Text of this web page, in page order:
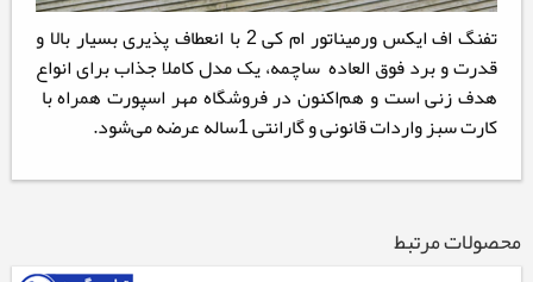
تفنگ اف ایکس ورمیناتور ام کی 2 با انعطاف پذیری بسیار بالا و
قدرت و برد فوق العاده ساچمه، یک مدل کاملا جذاب برای انواع
هدف زنی است و هم‌اکنون در فروشگاه مهر اسپورت همراه با
کارت سبز واردات قانونی و گارانتی 1ساله عرضه می‌شود.
محصولات مرتبط